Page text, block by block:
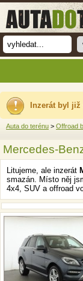
Inzerát byl již
Auta do terénu > Offroad
Mercedes-
Litujeme, ale inzerát
smazán. Místo něj
4x4, SUV a offroad